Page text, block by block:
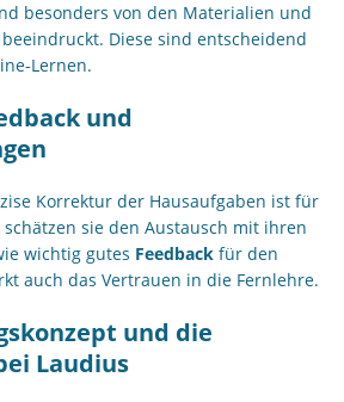
besonders von den Materialien und
Diese sind entscheidend
Lernen.
und
Korrektur der Hausaufgaben ist für
sie den Austausch mit ihren
wichtig gutes Feedback für den
auch das Vertrauen in die Fernlehre.
und die
Laudius